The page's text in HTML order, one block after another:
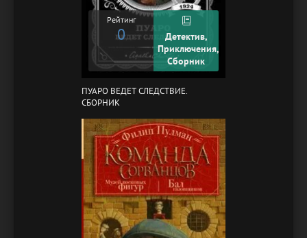
Рейтинг
0
Детектив,
Приключения,
Сборник
ПУАРО ВЕДЕТ СЛЕДСТВИЕ.
СБОРНИК